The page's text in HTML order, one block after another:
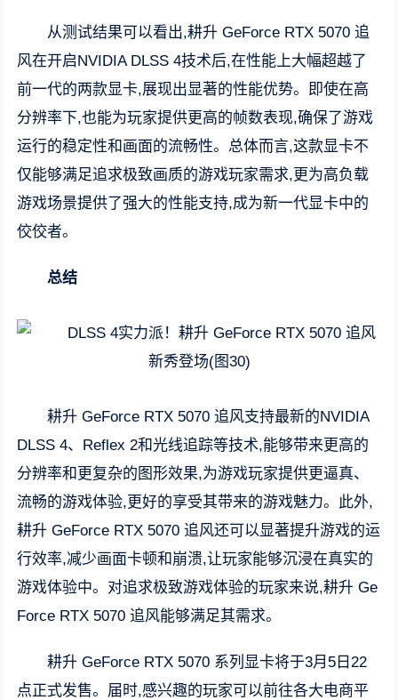
从测试结果可以看出,耕升 GeForce RTX 5070 追
风在开启NVIDIA DLSS 4技术后,在性能上大幅超越了
前一代的两款显卡,展现出显著的性能优势。即使在高
分辨率下,也能为玩家提供更高的帧数表现,确保了游戏
运行的稳定性和画面的流畅性。总体而言,这款显卡不
仅能够满足追求极致画质的游戏玩家需求,更为高负载
游戏场景提供了强大的性能支持,成为新一代显卡中的
佼佼者。
总结
耕升 GeForce RTX 5070 追风支持最新的NVIDIA
DLSS 4、Reflex 2和光线追踪等技术,能够带来更高的
分辨率和更复杂的图形效果,为游戏玩家提供更逼真、
流畅的游戏体验,更好的享受其带来的游戏魅力。此外,
耕升 GeForce RTX 5070 追风还可以显著提升游戏的运
行效率,减少画面卡顿和崩溃,让玩家能够沉浸在真实的
游戏体验中。对追求极致游戏体验的玩家来说,耕升 Ge
Force RTX 5070 追风能够满足其需求。
耕升 GeForce RTX 5070 系列显卡将于3月5日22
点正式发售。届时,感兴趣的玩家可以前往各大电商平